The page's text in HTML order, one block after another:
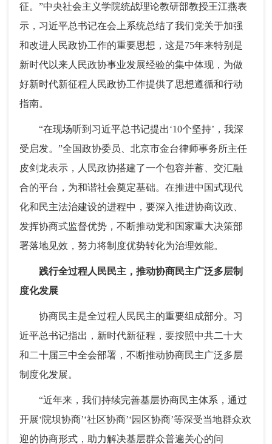
征。”中央社会主义学院统战理论教研部教授王江燕表
示，习近平总书记在会上系统总结了我们党关于加强
和改进人民政协工作的重要思想，这是75年来特别是
新时代以来人民政协事业发展经验的集中体现，为做
好新时代新征程人民政协工作提供了思想遵循和行动
指南。
“在现场听到习近平总书记提出‘10个坚持’，我深
受启发。”全国政协委员、北京市金台律师事务所主任
皮剑龙表示，人民政协搭建了一个包容并蓄、交汇融
合的平台，为和谐社会奠定基础。在推进中国式现代
化和民主法治建设的进程中，要深入推进协商议政、
发挥协商式监督优势，不断推动党和国家重大决策部
署落地见效，努力将制度优势转化为治理效能。
践行全过程人民民主，推动协商民主广泛多层制
度化发展
协商民主是全过程人民民主的重要组成部分。习
近平总书记指出，新时代新征程，要按照中共二十大
和二十届三中全会部署，不断推动协商民主广泛多层
制度化发展。
“近年来，我们持续完善基层协商民主体系，通过
开展‘院坝协商’‘社区协商’‘园区协商’等深受当地群众欢
迎的协商形式，助力解决基层群众普遍关心的问